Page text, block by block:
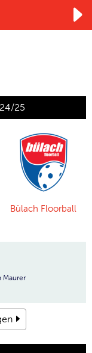
25
Bülach Floorball
Maurer